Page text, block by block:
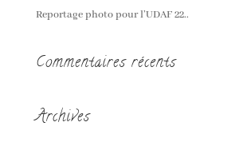
Reportage photo pour l’UDAF 22..
Commentaires récents
Archives